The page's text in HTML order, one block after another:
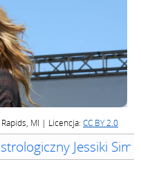
MI | Licencja: CC BY 2.0
Jessiki